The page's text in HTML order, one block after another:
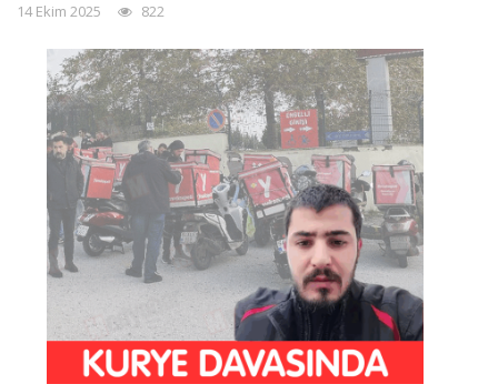
14 Ekim 2025 822